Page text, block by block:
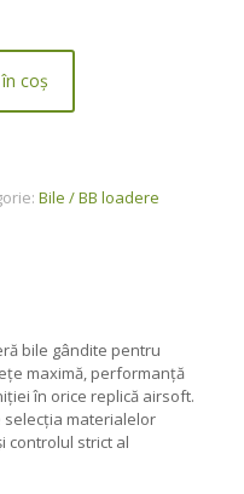
coș
Bile / BB loadere
bile gândite pentru
maximă, performanță
în orice replică airsoft.
selecția materialelor
controlul strict al